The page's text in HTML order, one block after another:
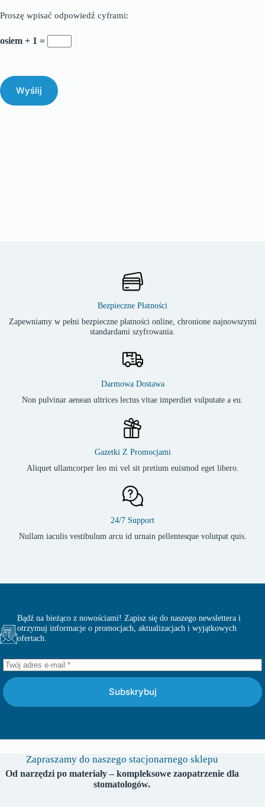
Proszę wpisać odpowiedź cyframi:
osiem + 1 =
Wyślij
Bezpieczne Płatności
Zapewniamy w pełni bezpieczne płatności online, chronione najnowszymi
standardami szyfrowania.
Darmowa Dostawa
Non pulvinar aenean ultrices lectus vitae imperdiet vulputate a eu.
Gazetki Z Promocjami
Aliquet ullamcorper leo mi vel sit pretium euismod eget libero.
24/7 Support
Nullam iaculis vestibulum arcu id urnain pellentesque volutpat quis.
Bądź na bieżąco z nowościami! Zapisz się do naszego newslettera i
otrzymuj informacje o promocjach, aktualizacjach i wyjątkowych
ofertach.
Subskrybuj
Zapraszamy do naszego stacjonarnego sklepu
Od narzędzi po materiały – kompleksowe zaopatrzenie dla
stomatologów.